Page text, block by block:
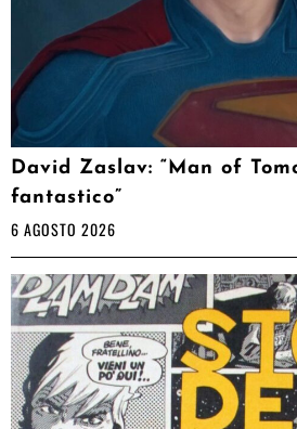
David Zaslav: “Man of
fantastico”
6 AGOSTO 2026